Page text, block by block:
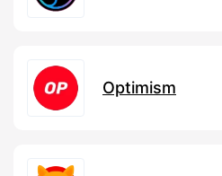
Optimism